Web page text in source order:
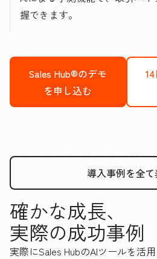
握できます。
Sales Hub®のデモ
を申し込む
導入事例を全
確かな成長、
実際の成功事例
実際にSales HubのAIツールを活